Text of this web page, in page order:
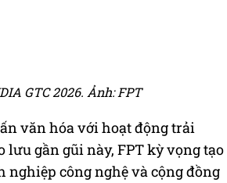
GTC 2026. Ảnh: FPT
văn hóa với hoạt động trải
gần gũi này, FPT kỳ vọng tạo
công nghệ và cộng đồng